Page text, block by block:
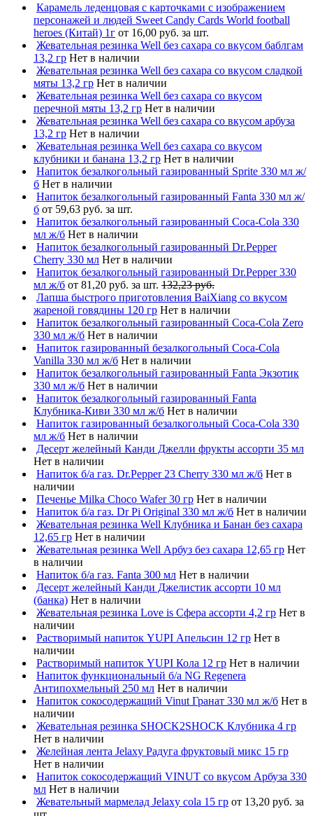
Карамель леденцовая с карточками с изображением
персонажей и людей Sweet Candy Cards World football
heroes (Китай) 1г от 16,00 руб. за шт.
Жевательная резинка Well без сахара со вкусом баблгам
13,2 гр Нет в наличии
Жевательная резинка Well без сахара со вкусом сладкой
мяты 13,2 гр Нет в наличии
Жевательная резинка Well без сахара со вкусом
перечной мяты 13,2 гр Нет в наличии
Жевательная резинка Well без сахара со вкусом арбуза
13,2 гр Нет в наличии
Жевательная резинка Well без сахара со вкусом
клубники и банана 13,2 гр Нет в наличии
Напиток безалкогольный газированный Sprite 330 мл ж/
б Нет в наличии
Напиток безалкогольный газированный Fanta 330 мл ж/
б от 59,63 руб. за шт.
Напиток безалкогольный газированный Coca-Cola 330
мл ж/б Нет в наличии
Напиток безалкогольный газированный Dr.Pepper
Cherry 330 мл Нет в наличии
Напиток безалкогольный газированный Dr.Pepper 330
мл ж/б от 81,20 руб. за шт. 132,23 руб.
Лапша быстрого приготовления BaiXiang со вкусом
жареной говядины 120 гр Нет в наличии
Напиток безалкогольный газированный Coca-Cola Zero
330 мл ж/б Нет в наличии
Напиток газированный безалкогольный Coca-Cola
Vanilla 330 мл ж/б Нет в наличии
Напиток безалкогольный газированный Fanta Экзотик
330 мл ж/б Нет в наличии
Напиток безалкогольный газированный Fanta
Клубника-Киви 330 мл ж/б Нет в наличии
Напиток газированный безалкогольный Coca-Cola 330
мл ж/б Нет в наличии
Десерт желейный Канди Джелли фрукты ассорти 35 мл
Нет в наличии
Напиток б/а газ. Dr.Pepper 23 Cherry 330 мл ж/б Нет в
наличии
Печенье Milka Choco Wafer 30 гр Нет в наличии
Напиток б/а газ. Dr Pi Original 330 мл ж/б Нет в наличии
Жевательная резинка Well Клубника и Банан без сахара
12,65 гр Нет в наличии
Жевательная резинка Well Арбуз без сахара 12,65 гр Нет
в наличии
Напиток б/а газ. Fanta 300 мл Нет в наличии
Десерт желейный Канди Джелистик ассорти 10 мл
(банка) Нет в наличии
Жевательная резинка Love is Сфера ассорти 4,2 гр Нет в
наличии
Растворимый напиток YUPI Апельсин 12 гр Нет в
наличии
Растворимый напиток YUPI Кола 12 гр Нет в наличии
Напиток функциональный б/а NG Regenera
Антипохмельный 250 мл Нет в наличии
Напиток сокосодержащий Vinut Гранат 330 мл ж/б Нет в
наличии
Жевательная резинка SHOCK2SHOCK Клубника 4 гр
Нет в наличии
Желейная лента Jelaxy Радуга фруктовый микс 15 гр
Нет в наличии
Напиток сокосодержащий VINUT со вкусом Арбуза 330
мл Нет в наличии
Жевательный мармелад Jelaxy cola 15 гр от 13,20 руб. за